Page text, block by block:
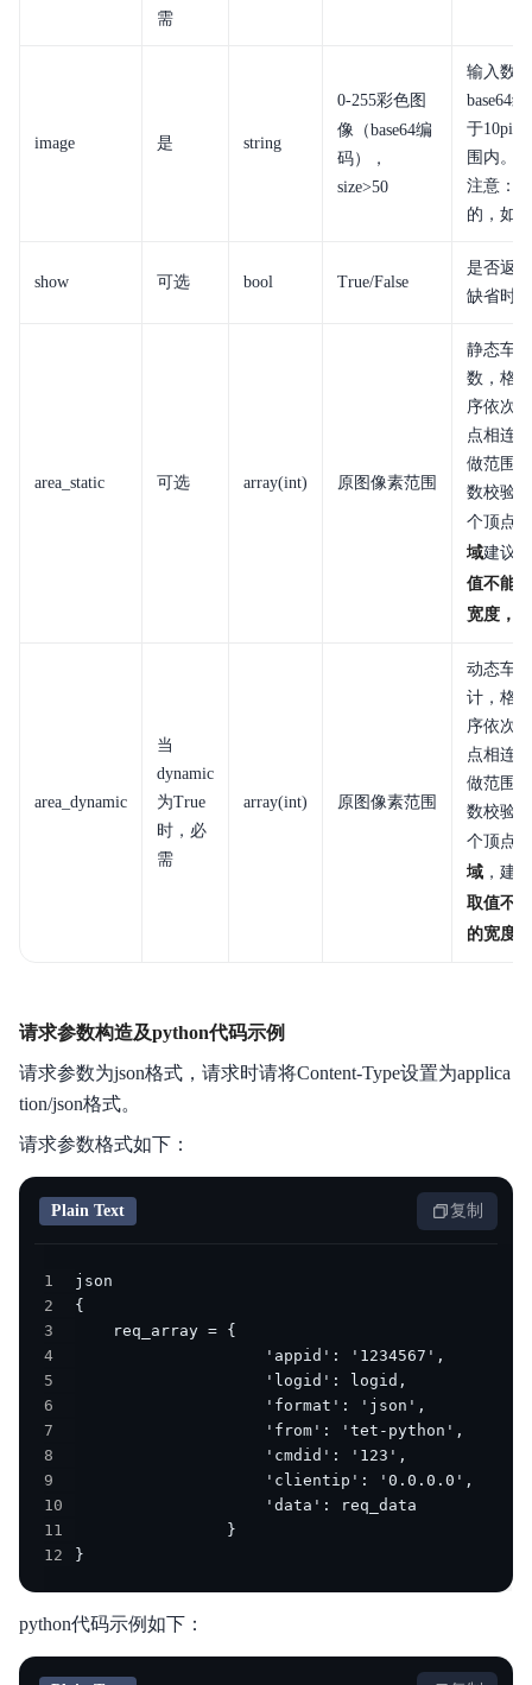
需
image 是 string
0-255彩色图
像（base64编
码），
size>50
输入数
base64
于10pix
围内。
注意：
的，如
show 可选 bool True/False
是否返
缺省时
area_static 可选 array(int) 原图像素范围
静态车
数，格
序依次
点相连
做范围
数校验
个顶点
域建议
值不能
宽度，
area_dynamic
当
dynamic
为True
时，必
需
array(int) 原图像素范围
动态车
计，格
序依次
点相连
做范围
数校验
个顶点
域 ，建
取值不
的宽度
请求参数构造及python代码示例
请求参数为json格式，请求时请将Content-Type设置为applica
tion/json格式。
请求参数格式如下：
Plain Text 复制
1
2
3
4
5
6
7
8
9
10
11
12
}
python代码示例如下：